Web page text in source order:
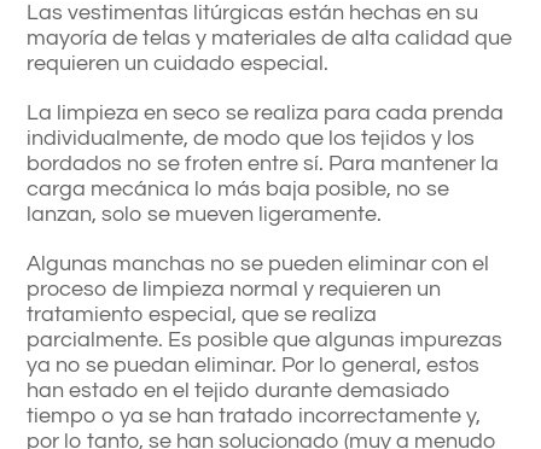
Las vestimentas litúrgicas están hechas en su
mayoría de telas y materiales de alta calidad que
requieren un cuidado especial.
La limpieza en seco se realiza para cada prenda
individualmente, de modo que los tejidos y los
bordados no se froten entre sí. Para mantener la
carga mecánica lo más baja posible, no se
lanzan, solo se mueven ligeramente.
Algunas manchas no se pueden eliminar con el
proceso de limpieza normal y requieren un
tratamiento especial, que se realiza
parcialmente. Es posible que algunas impurezas
ya no se puedan eliminar. Por lo general, estos
han estado en el tejido durante demasiado
tiempo o ya se han tratado incorrectamente y,
por lo tanto, se han solucionado (muy a menudo